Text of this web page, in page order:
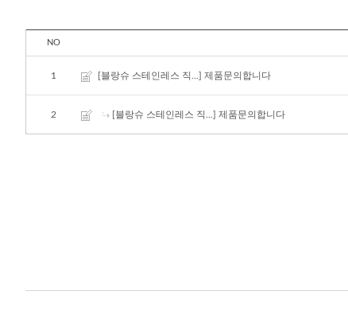
NO
1 [블랑슈 스테인레스 직...] 제품문의합니다
2 [블랑슈 스테인레스 직...] 제품문의합니다